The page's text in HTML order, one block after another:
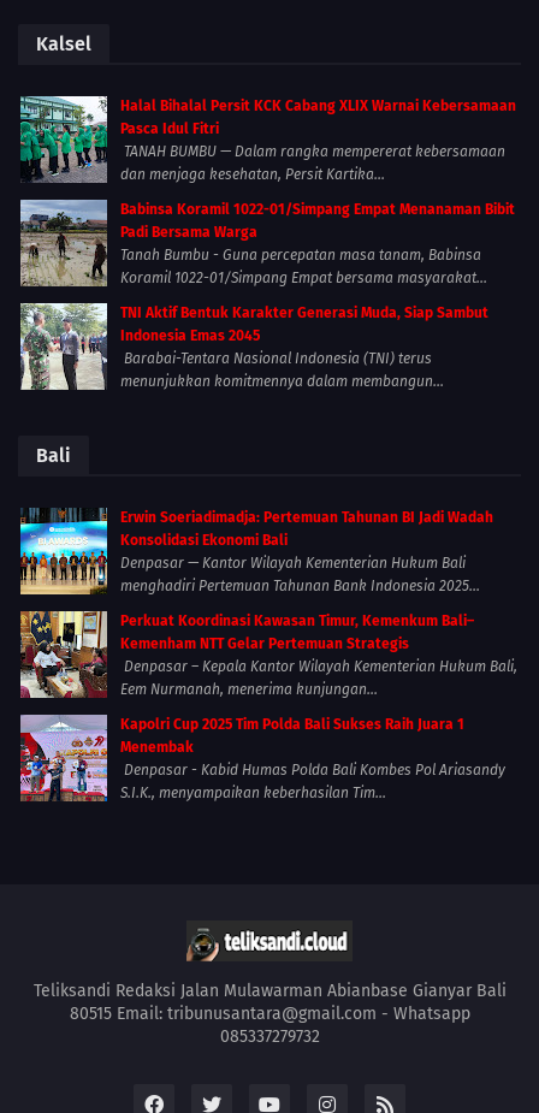
Kalsel
Halal Bihalal Persit KCK Cabang XLIX Warnai Kebersamaan
Pasca Idul Fitri
TANAH BUMBU — Dalam rangka mempererat kebersamaan
dan menjaga kesehatan, Persit Kartika...
Babinsa Koramil 1022-01/Simpang Empat Menanaman Bibit
Padi Bersama Warga
Tanah Bumbu - Guna percepatan masa tanam, Babinsa
Koramil 1022-01/Simpang Empat bersama masyarakat...
TNI Aktif Bentuk Karakter Generasi Muda, Siap Sambut
Indonesia Emas 2045
Barabai-Tentara Nasional Indonesia (TNI) terus
menunjukkan komitmennya dalam membangun...
Bali
Erwin Soeriadimadja: Pertemuan Tahunan BI Jadi Wadah
Konsolidasi Ekonomi Bali
Denpasar — Kantor Wilayah Kementerian Hukum Bali
menghadiri Pertemuan Tahunan Bank Indonesia 2025...
Perkuat Koordinasi Kawasan Timur, Kemenkum Bali–
Kemenham NTT Gelar Pertemuan Strategis
Denpasar – Kepala Kantor Wilayah Kementerian Hukum Bali,
Eem Nurmanah, menerima kunjungan...
Kapolri Cup 2025 Tim Polda Bali Sukses Raih Juara 1
Menembak
Denpasar - Kabid Humas Polda Bali Kombes Pol Ariasandy
S.I.K., menyampaikan keberhasilan Tim...
Teliksandi Redaksi Jalan Mulawarman Abianbase Gianyar Bali
80515 Email: tribunusantara@gmail.com - Whatsapp
085337279732